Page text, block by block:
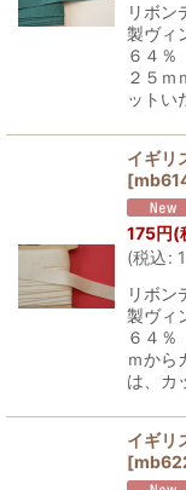
リボ
製ヴィ
６４
２５ｍ
ットい
イギリ
[
175円(
(税込:
リボ
製ヴィ
６４
ｍから
は、カ
イギリ
[